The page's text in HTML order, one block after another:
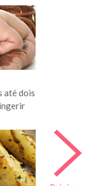
até dois